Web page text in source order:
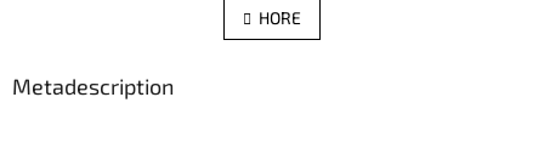
l
á
n
k
HORE
Metadescription